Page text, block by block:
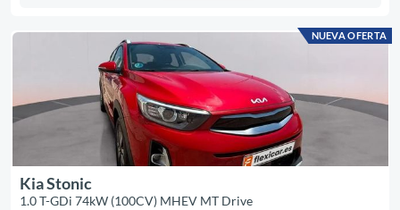
NUEVA OFERTA
Kia Stonic
1.0 T-GDi 74kW (100CV) MHEV MT Drive